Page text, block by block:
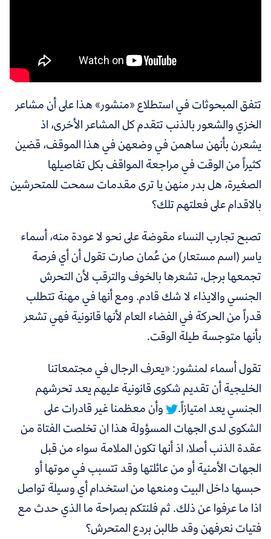
تتفق المبحوثات في استطلاع «منشور» هذا على أن مشاعر
الخزي والشعور بالذنب تتقدم كل المشاعر الأخرى، اذ
يشعرن بأنهن ساهمن في وضعهن في هذا الموقف، قضين
كثيراً من الوقت في مراجعة المواقف بكل تفاصيلها
الصغيرة، هل بدر منهن يا ترى مقدمات سمحت للمتحرشين
بالاقدام على فعلتهم تلك؟
تصبح تجارب النساء مقوضة على نحو لا عودة منه، أسماء
ياسر (اسم مستعار) من عُمان صارت تقول أن أي فرصة
تجمعها برجل، تشعرها بالخوف والترقب لأن التحرش
الجنسي والايذاء لا شك قادم. ومع أنها في مهنة تتطلب
قدراً من الحركة في الفضاء العام لأنها قانونية فهي تشعر
بأنها متوجسة طيلة الوقت.
تقول أسماء لمنشور: «يعرف الرجال في مجتمعاتنا
الخليجية أن تقديم شكوى قانونية عليهم يعد تحرشهم
الجنسي يعد امتيازاً.
وأن معظمنا غير قادرات على
الشكوى لدى الجهات المسؤولة هذا ان تخلصت الفتاة من
عقدة الذنب أصلا، اذ أنها تكون الملامة سواء من قبل
الجهات الأمنية أو من عائلتها وقد تتسبب في موتها أو
حبسها داخل البيت ومنعها من استخدام أي وسيلة تواصل
اذا ما عرفوا عن ذلك. ثم فلنتكم بصراحة ما الذي حدث مع
فتيات نعرفهن وقد طالبن بردع المتحرش؟